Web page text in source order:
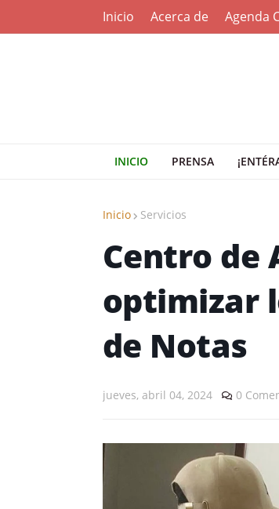
Inicio Acerca de Agenda
INICIO PRENSA
Inicio Servicios
Centro de
optimizar
de Notas
jueves, abril 04, 2024 0